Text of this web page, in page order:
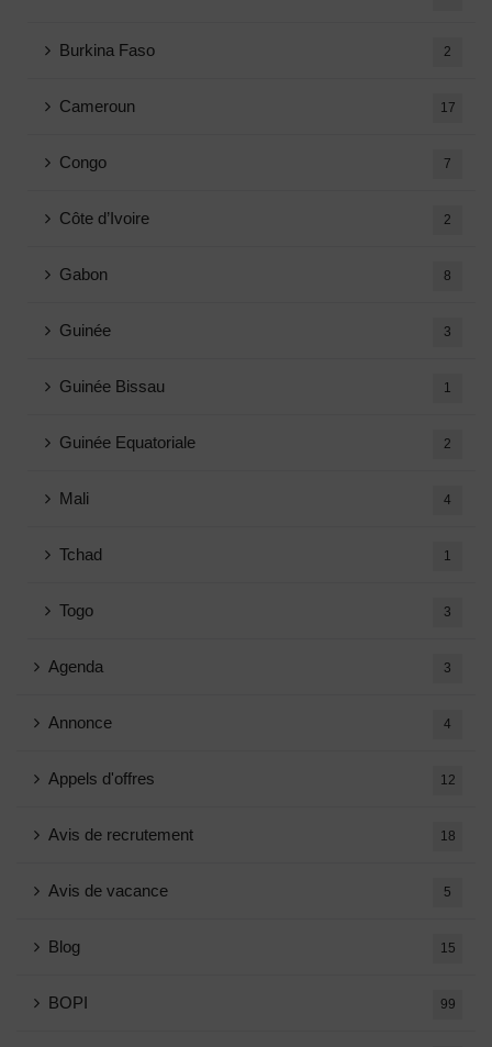
Burkina Faso 2
Cameroun 17
Congo 7
Côte d’Ivoire 2
Gabon 8
Guinée 3
Guinée Bissau 1
Guinée Equatoriale 2
Mali 4
Tchad 1
Togo 3
Agenda 3
Annonce 4
Appels d'offres 12
Avis de recrutement 18
Avis de vacance 5
Blog 15
BOPI 99